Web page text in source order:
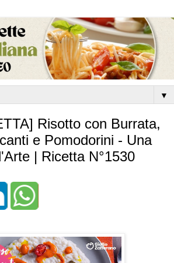
▼
Risotto con Burrata,
e Pomodorini - Una
| Ricetta N°1530